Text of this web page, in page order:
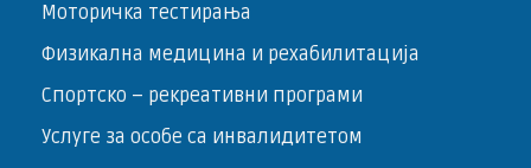
Моторичка тестирања
Физикална медицина и рехабилитација
Спортско – ­рекреативни програми
Услуге за особе са инвалидитетом